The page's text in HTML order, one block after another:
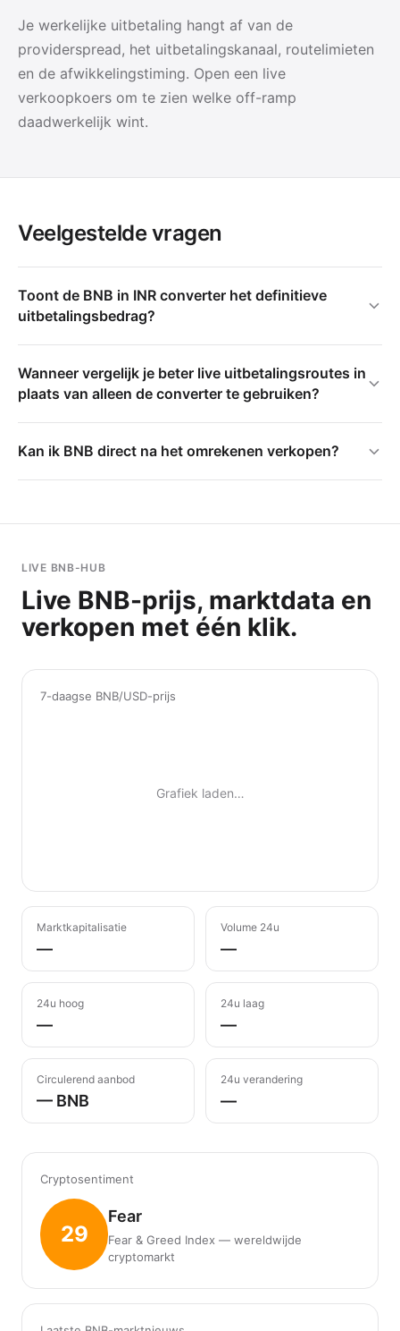
Je werkelijke uitbetaling hangt af van de
providerspread, het uitbetalingskanaal, routelimieten
en de afwikkelingstiming. Open een live
verkoopkoers om te zien welke off-ramp
daadwerkelijk wint.
Veelgestelde vragen
Toont de BNB in INR converter het definitieve
uitbetalingsbedrag?
Wanneer vergelijk je beter live uitbetalingsroutes in
plaats van alleen de converter te gebruiken?
Kan ik BNB direct na het omrekenen verkopen?
LIVE BNB-HUB
Live BNB-prijs, marktdata en
verkopen met één klik.
7-daagse BNB/USD-prijs
Grafiek laden…
Marktkapitalisatie
—
Volume 24u
—
24u hoog
—
24u laag
—
Circulerend aanbod
— BNB
24u verandering
—
Cryptosentiment
29
Fear
Fear & Greed Index — wereldwijde
cryptomarkt